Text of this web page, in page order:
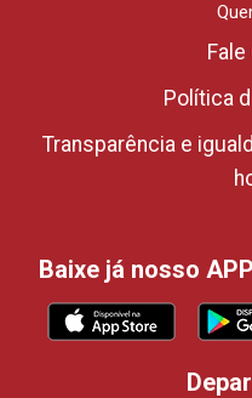
Política
Transparência e
Baixe já nosso APP